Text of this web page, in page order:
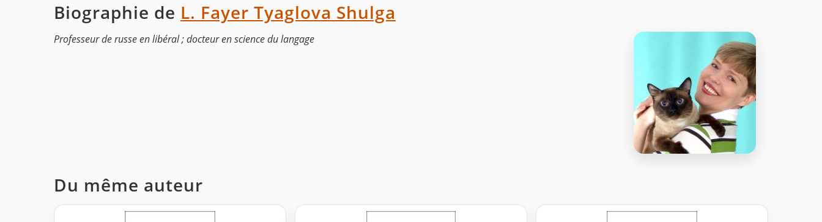
Biographie de L. Fayer Tyaglova Shulga
Professeur de russe en libéral ; docteur en science du langage
Du même auteur